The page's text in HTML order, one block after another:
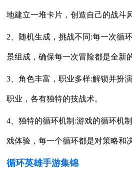
地建立一堆卡片，创造自己的战斗
2、随机生成，挑战不同:每一次循
景组成，确保每一次冒险都是全新
3、角色丰富，职业多样:解锁并扮
职业，各有独特的技战术。
4、独特的循环机制:游戏的循环机
戏体验，每一个循环都是对策略和
循环英雄手游集锦